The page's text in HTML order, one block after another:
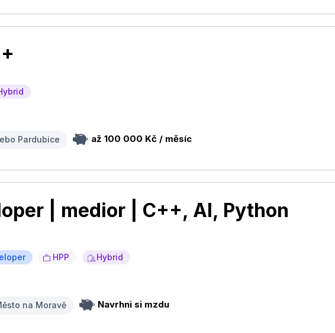
Pardubice až 100 000 Kč / měsíc
| medior | C++, AI, Python
HPP Hybrid
na Moravě Navrhni si mzdu